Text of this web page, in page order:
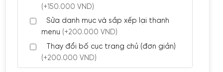
(+150.000 VND)
Sửa danh mục và sắp xếp lại thanh
menu (+200.000 VND)
Thay đổi bố cục trang chủ (đơn giản)
(+200.000 VND)